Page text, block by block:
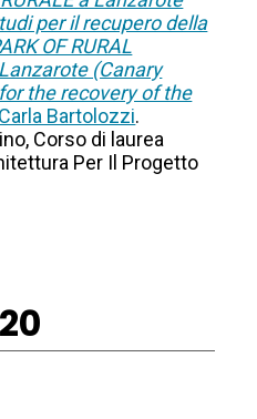
per il recupero della
OF RURAL
(Canary
the recovery of the
Carla Bartolozzi.
Corso di laurea
Per Il Progetto